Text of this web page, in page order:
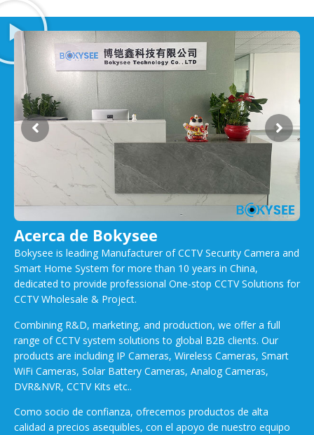
Acerca de Bokysee
Bokysee is leading Manufacturer of CCTV Security Camera and
Smart Home System for more than 10 years in China,
dedicated to provide professional One-stop CCTV Solutions for
CCTV Wholesale & Project.
Combining R&D, marketing, and production, we offer a full
range of CCTV system solutions to global B2B clients. Our
products are including IP Cameras, Wireless Cameras, Smart
WiFi Cameras, Solar Battery Cameras, Analog Cameras,
DVR&NVR, CCTV Kits etc..
Como socio de confianza, ofrecemos productos de alta
calidad a precios asequibles, con el apoyo de nuestro equipo